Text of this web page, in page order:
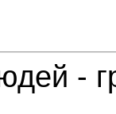
-